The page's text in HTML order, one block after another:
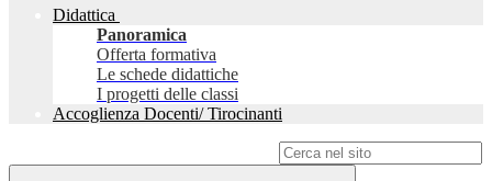
Didattica
Panoramica
Offerta formativa
Le schede didattiche
I progetti delle classi
Accoglienza Docenti/ Tirocinanti